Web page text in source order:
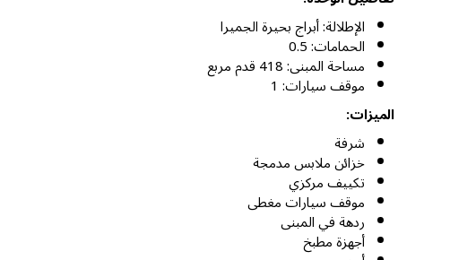
الإطلالة: أبراج بحيرة الجميرا
الحمامات: 0.5
مساحة المبنى: 418 قدم مربع
موقف سيارات: 1
الميزات:
شرفة
خزائن ملابس مدمجة
تكييف مركزي
موقف سيارات مغطى
ردهة في المبنى
أجهزة مطبخ